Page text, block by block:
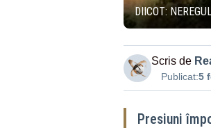
DIICOT:
Scris de
Publicat:5
Presiuni